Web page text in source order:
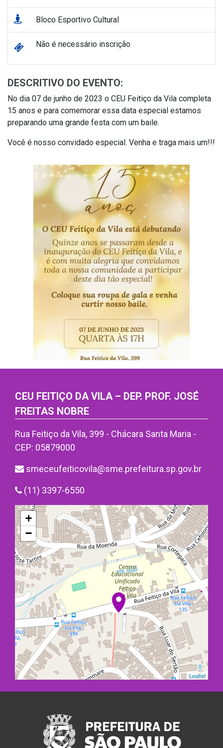
Bloco Esportivo Cultural
Não é necessário inscrição
DESCRITIVO DO EVENTO:
No dia 07 de junho de 2023 o CEU Feitiço da Vila completa
15 anos e para comemorar essa data especial estamos
preparando uma grande festa com um baile.
Você é nosso convidado especial. Venha e traga mais um!!!
CEU FEITIÇO DA VILA – DEP. PROF. JOSÉ
FREITAS NOBRE
Rua Feitiço da Vila, 399 - Chácara Santa Maria -
CEP: 05879000
smeceufeiticovila@sme.prefeitura.sp.gov.br
(11) 3397-6550
+
−
Leaflet